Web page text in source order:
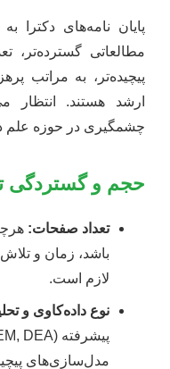
پایان نامه‌های دکترا
مطالعاتی گسترده‌تر،
پیچیده‌تر، به مراتب
ارشد هستند. انتظار
چشمگیری در حوزه علم
حجم و گستردگی
تعداد صفحات:
باشد، زمان و
لازم است.
نوع داده‌کاوی و
مدل‌سازی‌های